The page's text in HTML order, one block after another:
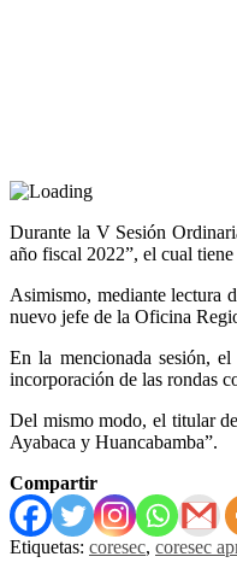
Durante la V Sesión
año fiscal 2022”, el cual
Asimismo, mediante lectura
nuevo jefe de la Oficina
En la mencionada sesión,
incorporación de las rondas
Del mismo modo, el titular
Ayabaca y Huancabamba”.
Compartir
Etiquetas: coresec, coresec